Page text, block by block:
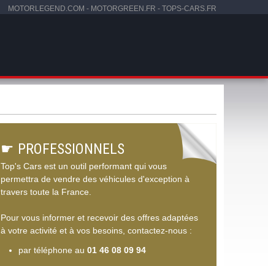
MOTORLEGEND.COM - MOTORGREEN.FR - TOPS-CARS.FR
☛ PROFESSIONNELS
Top's Cars est un outil performant qui vous
permettra de vendre des véhicules d'exception à
travers toute la France.
Pour vous informer et recevoir des offres adaptées
à votre activité et à vos besoins, contactez-nous :
par téléphone au 01 46 08 09 94